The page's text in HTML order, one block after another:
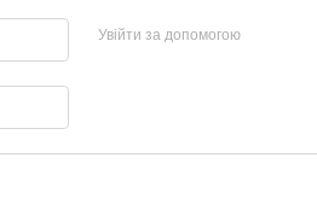
Увійти за допомогою